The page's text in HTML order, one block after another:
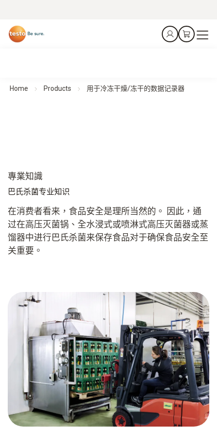
Home Products 用于冷冻干燥/冻干的数据记录器
專業知識
巴氏杀菌专业知识
在消费者看来，食品安全是理所当然的。 因此，通
过在高压灭菌锅、全水浸式或喷淋式高压灭菌器或蒸
馏器中进行巴氏杀菌来保存食品对于确保食品安全至
关重要。